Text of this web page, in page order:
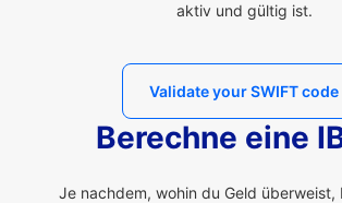
aktiv und gültig ist.
Validate your SWIFT code
Berechne eine
Je nachdem, wohin du Geld überweist,